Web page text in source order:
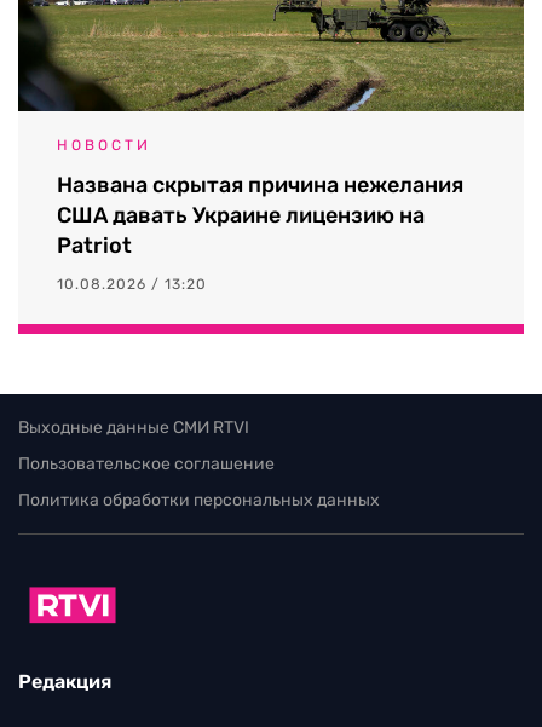
НОВОСТИ
Названа скрытая причина нежелания
США давать Украине лицензию на
Patriot
10.08.2026 / 13:20
Выходные данные СМИ RTVI
Пользовательское соглашение
Политика обработки персональных данных
Редакция